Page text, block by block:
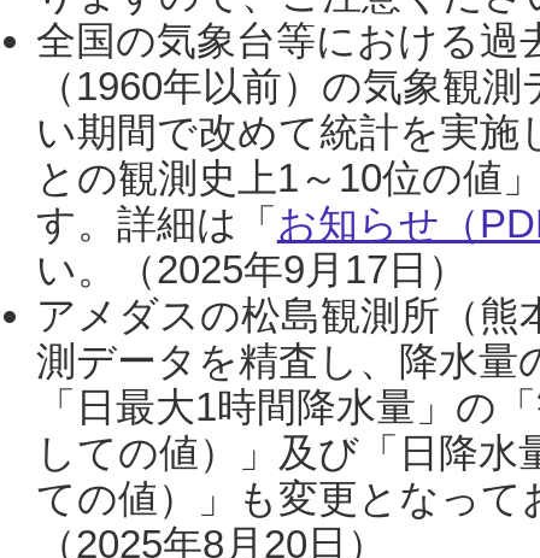
全国の気象台等における過
（1960年以前）の気象観
い期間で改めて統計を実
との観測史上1～10位の値
す。詳細は「 お知らせ（
い。（2025年9月17日）
アメダスの松島観測所（熊
測データを精査し、降水
「日最大1時間降水量」の
しての値）」及び「日降
ての値）」も変更となっ
（2025年8月20日）